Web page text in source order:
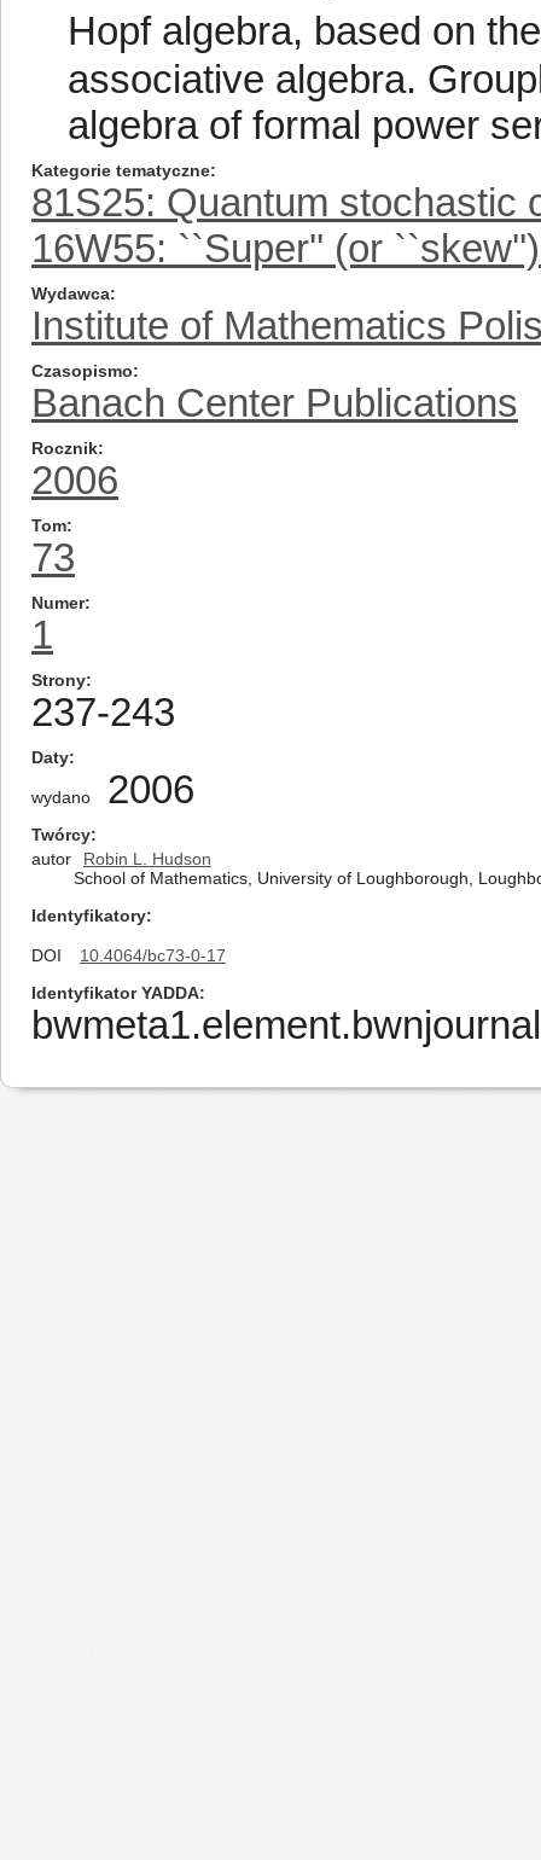
Hopf algebra, based on
associative algebra.
algebra of formal power
Kategorie tematyczne
81S25: Quantum stochastic
16W55: ``Super'' (or
Wydawca
Institute of Mathematics
Czasopismo
Banach Center Publications
Rocznik
2006
Tom
73
Numer
1
Strony
237-243
Daty
wydano 2006
Twórcy
autor
Robin L. Hudson
School of Mathematics, University of Loughborough,
Identyfikatory
DOI
10.4064/bc73-0-17
Identyfikator YADDA